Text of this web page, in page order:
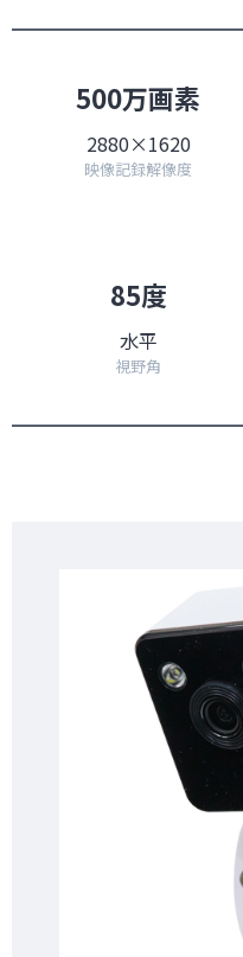
500万画素
2880×1620
映像記録解像度
85度
水平
視野角